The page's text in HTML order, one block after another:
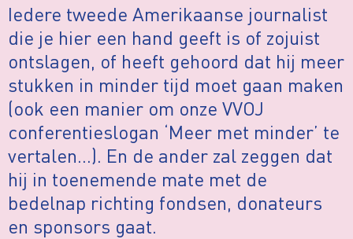
Iedere tweede Amerikaanse journalist
die je hier een hand geeft is of zojuist
ontslagen, of heeft gehoord dat hij meer
stukken in minder tijd moet gaan maken
(ook een manier om onze VVOJ
conferentieslogan ‘Meer met minder’ te
vertalen…). En de ander zal zeggen dat
hij in toenemende mate met de
bedelnap richting fondsen, donateurs
en sponsors gaat.